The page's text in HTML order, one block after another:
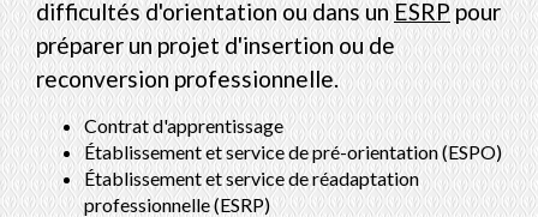
difficultés d'orientation ou dans unESRP pour
préparer un projet d'insertion ou de
reconversion professionnelle.
Contrat d'apprentissage
Établissement et service de pré-orientation (ESPO)
Établissement et service de réadaptation
professionnelle (ESRP)